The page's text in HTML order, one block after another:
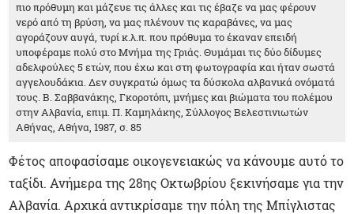
πιο πρόθυμη και μάζευε τις άλλες και τις έβαζε να μας φέρουν
νερό από τη βρύση, να μας πλένουν τις καραβάνες, να μας
αγοράζουν αυγά, τυρί κ.λ.π. που πρόθυμα το έκαναν επειδή
υποφέραμε πολύ στο Μνήμα της Γριάς. Θυμάμαι τις δύο δίδυμες
αδελφούλες 5 ετών, που έχω και στη φωτογραφία και ήταν σωστά
αγγελουδάκια. Δεν συγκρατώ όμως τα δύσκολα αλβανικά ονόματά
τους. Β. Σαββανάκης, Γκοροτόπι, μνήμες και βιώματα του πολέμου
στην Αλβανία, επιμ. Π. Καμηλάκης, Σύλλογος Βελεστινιωτών
Αθήνας, Αθήνα, 1987, σ. 85
Φέτος αποφασίσαμε οικογενειακώς να κάνουμε αυτό το
ταξίδι. Ανήμερα της 28ης Οκτωβρίου ξεκινήσαμε για την
Αλβανία. Αρχικά αντικρίσαμε την πόλη της Μπίγλιστας